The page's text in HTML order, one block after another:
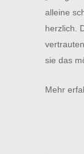
alleine
herzlich.
sie das
Mehr